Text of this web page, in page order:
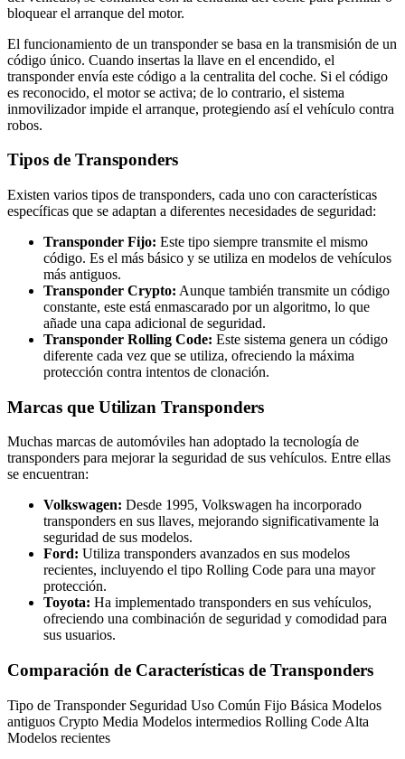
bloquear el arranque del motor.
El funcionamiento de un transponder se basa en la transmisión de un
código único. Cuando insertas la llave en el encendido, el
transponder envía este código a la centralita del coche. Si el código
es reconocido, el motor se activa; de lo contrario, el sistema
inmovilizador impide el arranque, protegiendo así el vehículo contra
robos.
Tipos de Transponders
Existen varios tipos de transponders, cada uno con características
específicas que se adaptan a diferentes necesidades de seguridad:
Transponder Fijo: Este tipo siempre transmite el mismo
código. Es el más básico y se utiliza en modelos de vehículos
más antiguos.
Transponder Crypto: Aunque también transmite un código
constante, este está enmascarado por un algoritmo, lo que
añade una capa adicional de seguridad.
Transponder Rolling Code: Este sistema genera un código
diferente cada vez que se utiliza, ofreciendo la máxima
protección contra intentos de clonación.
Marcas que Utilizan Transponders
Muchas marcas de automóviles han adoptado la tecnología de
transponders para mejorar la seguridad de sus vehículos. Entre ellas
se encuentran:
Volkswagen: Desde 1995, Volkswagen ha incorporado
transponders en sus llaves, mejorando significativamente la
seguridad de sus modelos.
Ford: Utiliza transponders avanzados en sus modelos
recientes, incluyendo el tipo Rolling Code para una mayor
protección.
Toyota: Ha implementado transponders en sus vehículos,
ofreciendo una combinación de seguridad y comodidad para
sus usuarios.
Comparación de Características de Transponders
Tipo de Transponder Seguridad Uso Común Fijo Básica Modelos
antiguos Crypto Media Modelos intermedios Rolling Code Alta
Modelos recientes